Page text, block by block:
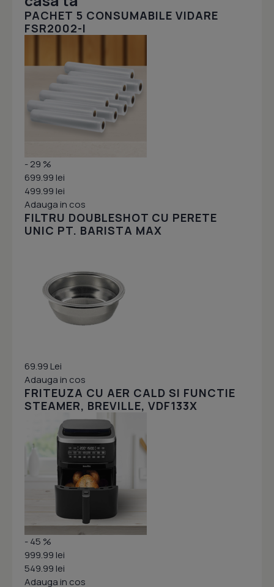
PACHET 5 CONSUMABILE VIDARE
FSR2002-I
- 29 %
699.99 lei
499.99 lei
Adauga in cos
FILTRU DOUBLESHOT CU PERETE
UNIC PT. BARISTA MAX
69.99 Lei
Adauga in cos
FRITEUZA CU AER CALD SI FUNCTIE
STEAMER, BREVILLE, VDF133X
- 45 %
999.99 lei
549.99 lei
Adauga in cos